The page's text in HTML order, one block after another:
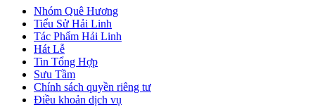
Nhóm Quê Hương
Tiểu Sử Hải Linh
Tác Phẩm Hải Linh
Hát Lễ
Tin Tổng Hợp
Sưu Tầm
Chính sách quyền riêng tư
Điều khoản dịch vụ